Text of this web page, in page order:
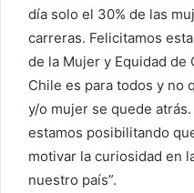
día solo el 30% de las
carreras. Felicitamos
de la Mujer y Equidad de
Chile es para todos y no
y/o mujer se quede
estamos posibilitando
motivar la curiosidad en
nuestro país”.